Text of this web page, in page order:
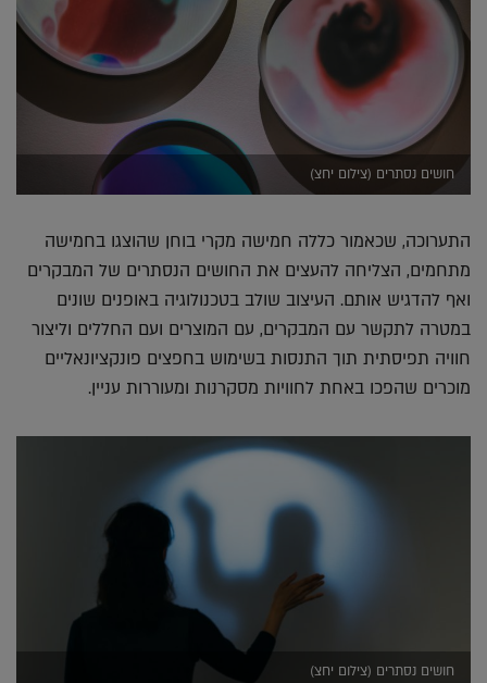
חושים נסתרים (צילום יחצ)
התערוכה, שכאמור כללה חמישה מקרי בוחן שהוצגו בחמישה
מתחמים, הצליחה להעצים את החושים הנסתרים של המבקרים
ואף להדגיש אותם. העיצוב שולב בטכנולוגיה באופנים שונים
במטרה לתקשר עם המבקרים, עם המוצרים ועם החללים וליצור
חוויה תפיסתית תוך התנסות בשימוש בחפצים פונקציונאליים
מוכרים שהפכו באחת לחוויות מסקרנות ומעוררות עניין.
חושים נסתרים (צילום יחצ)